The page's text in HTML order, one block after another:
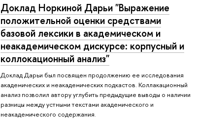
Доклад Норкиной Дарьи "Выражение
положительной оценки средствами
базовой лексики в академическом и
неакадемическом дискурсе: корпусный и
коллокационный анализ"
Доклад Дарьи был посвящен продолжению ее исследования
академических и неакадемических подкастов. Коллакационный
анализ позволил автору углубить предыдущие выводы о наличии
разницы между устными текстами академического и
неакадемического содержания.